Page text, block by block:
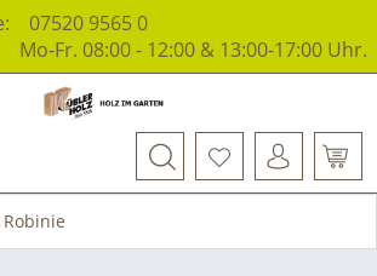
07520 9565 0
Mo-Fr. 08:00 - 12:00 & 13:00-17:00 Uhr.